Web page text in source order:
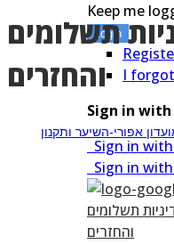
Keep me
Login
I
Sign in
Sign in
Sign in
תשלומים
והחזרים
אפורי-השיער ותקנון